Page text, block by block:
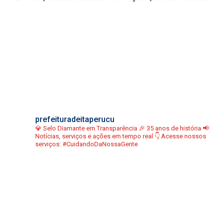
prefeituradeitaperucu
💎 Selo Diamante em Transparência 🎉 35 anos de história 📢
Notícias, serviços e ações em tempo real 👇 Acesse nossos
serviços: #CuidandoDaNossaGente